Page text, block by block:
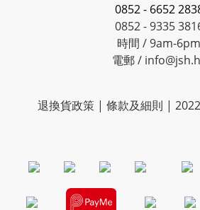
0852 - 6652
0852 - 9335
時間 / 9am-6pm
電郵 /
退換貨政策 | 條款及細則 |